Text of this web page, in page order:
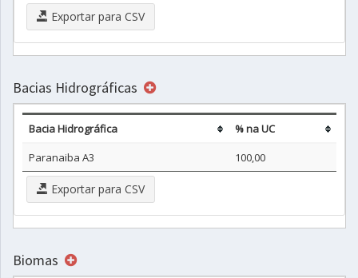
Exportar para CSV
Bacias Hidrográficas
Bacia Hidrográfica
% na UC
Paranaiba A3
100,00
Exportar para CSV
Biomas